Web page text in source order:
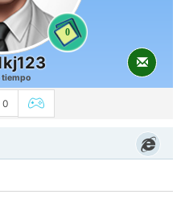
0
tiempo
0